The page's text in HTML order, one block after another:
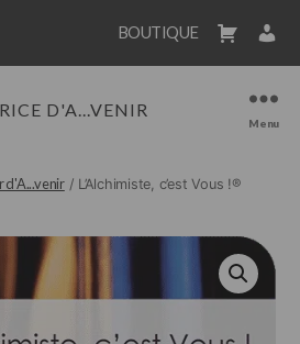
BOUTIQUE
D'A...VENIR
Menu
d'A...venir/ L’Alchimiste, c’est Vous !®